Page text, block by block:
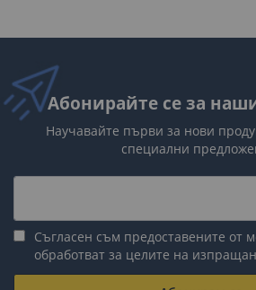
Абонирайте се за
Научавайте първи за нови
специални
Съгласен съм предоставените от
обработват за целите на